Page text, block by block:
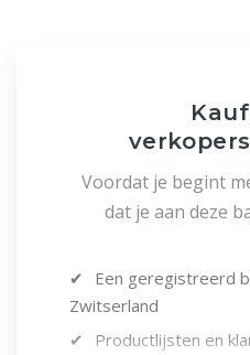
Voordat je begint
dat je aan deze
Een geregistreerd
Zwitserland
Productlijsten en